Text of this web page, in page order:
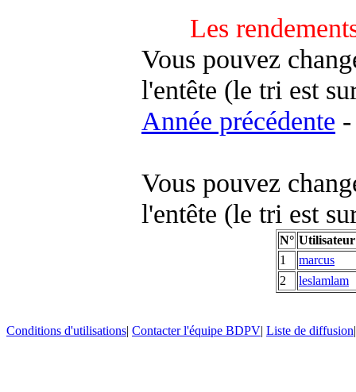
Les
Vous pouvez
l'entête (le tri est
Année précédente
Vous pouvez
l'entête (le tri est
N° Utilisateur
1
marcus
2
leslamlam
Conditions d'utilisations| Contacter l'équipe BDPV| Liste de diffusion